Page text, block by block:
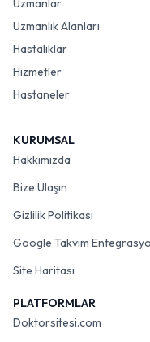
Uzmanlar
Uzmanlık Alanları
Hastalıklar
Hizmetler
Hastaneler
KURUMSAL
Hakkımızda
Bize Ulaşın
Gizlilik Politikası
Google Takvim
Site Haritası
PLATFORMLAR
Doktorsitesi.com